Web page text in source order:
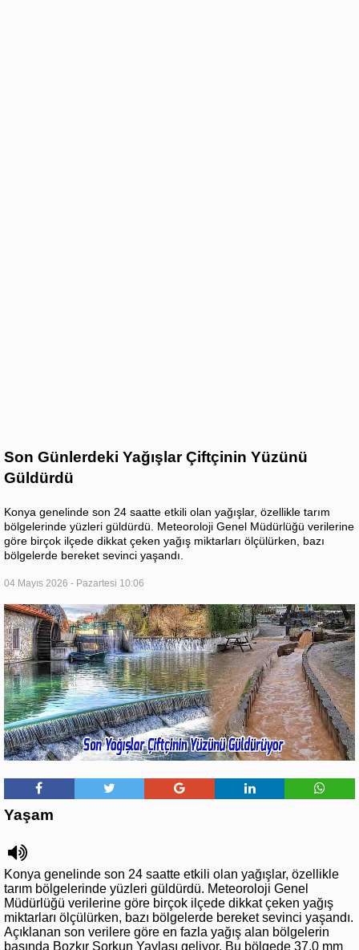
Son Günlerdeki Yağışlar Çiftçinin Yüzünü
Güldürdü
Konya genelinde son 24 saatte etkili olan yağışlar, özellikle tarım
bölgelerinde yüzleri güldürdü. Meteoroloji Genel Müdürlüğü verilerine
göre birçok ilçede dikkat çeken yağış miktarları ölçülürken, bazı
bölgelerde bereket sevinci yaşandı.
04 Mayıs 2026 - Pazartesi 10:06
Yaşam
Konya genelinde son 24 saatte etkili olan yağışlar, özellikle
tarım bölgelerinde yüzleri güldürdü. Meteoroloji Genel
Müdürlüğü verilerine göre birçok ilçede dikkat çeken yağış
miktarları ölçülürken, bazı bölgelerde bereket sevinci yaşandı.
Açıklanan son verilere göre en fazla yağış alan bölgelerin
başında Bozkır Sorkun Yaylası geliyor. Bu bölgede 37,0 mm